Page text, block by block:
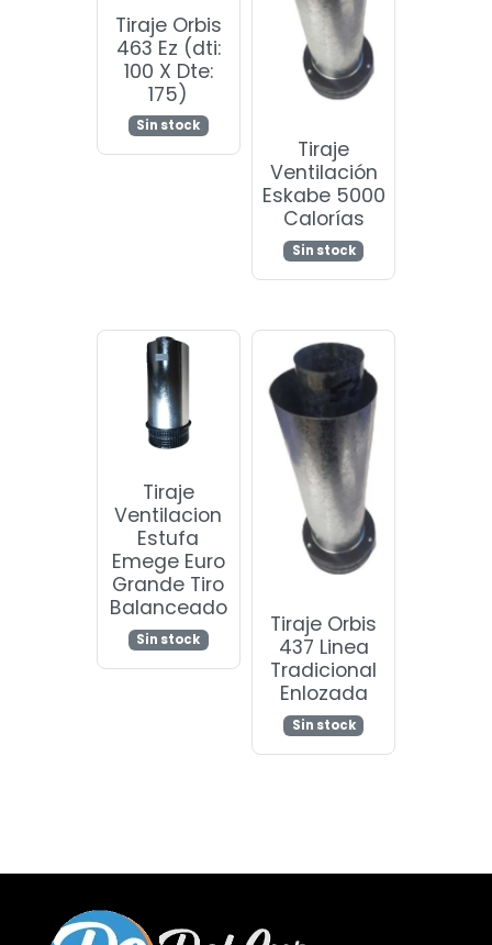
Tiraje Orbis
463 Ez (dti:
100 X Dte:
175)
Sin stock
Tiraje
Ventilación
Eskabe 5000
Calorías
Sin stock
Tiraje
Ventilacion
Estufa
Emege Euro
Grande Tiro
Balanceado
Sin stock
Tiraje Orbis
437 Linea
Tradicional
Enlozada
Sin stock